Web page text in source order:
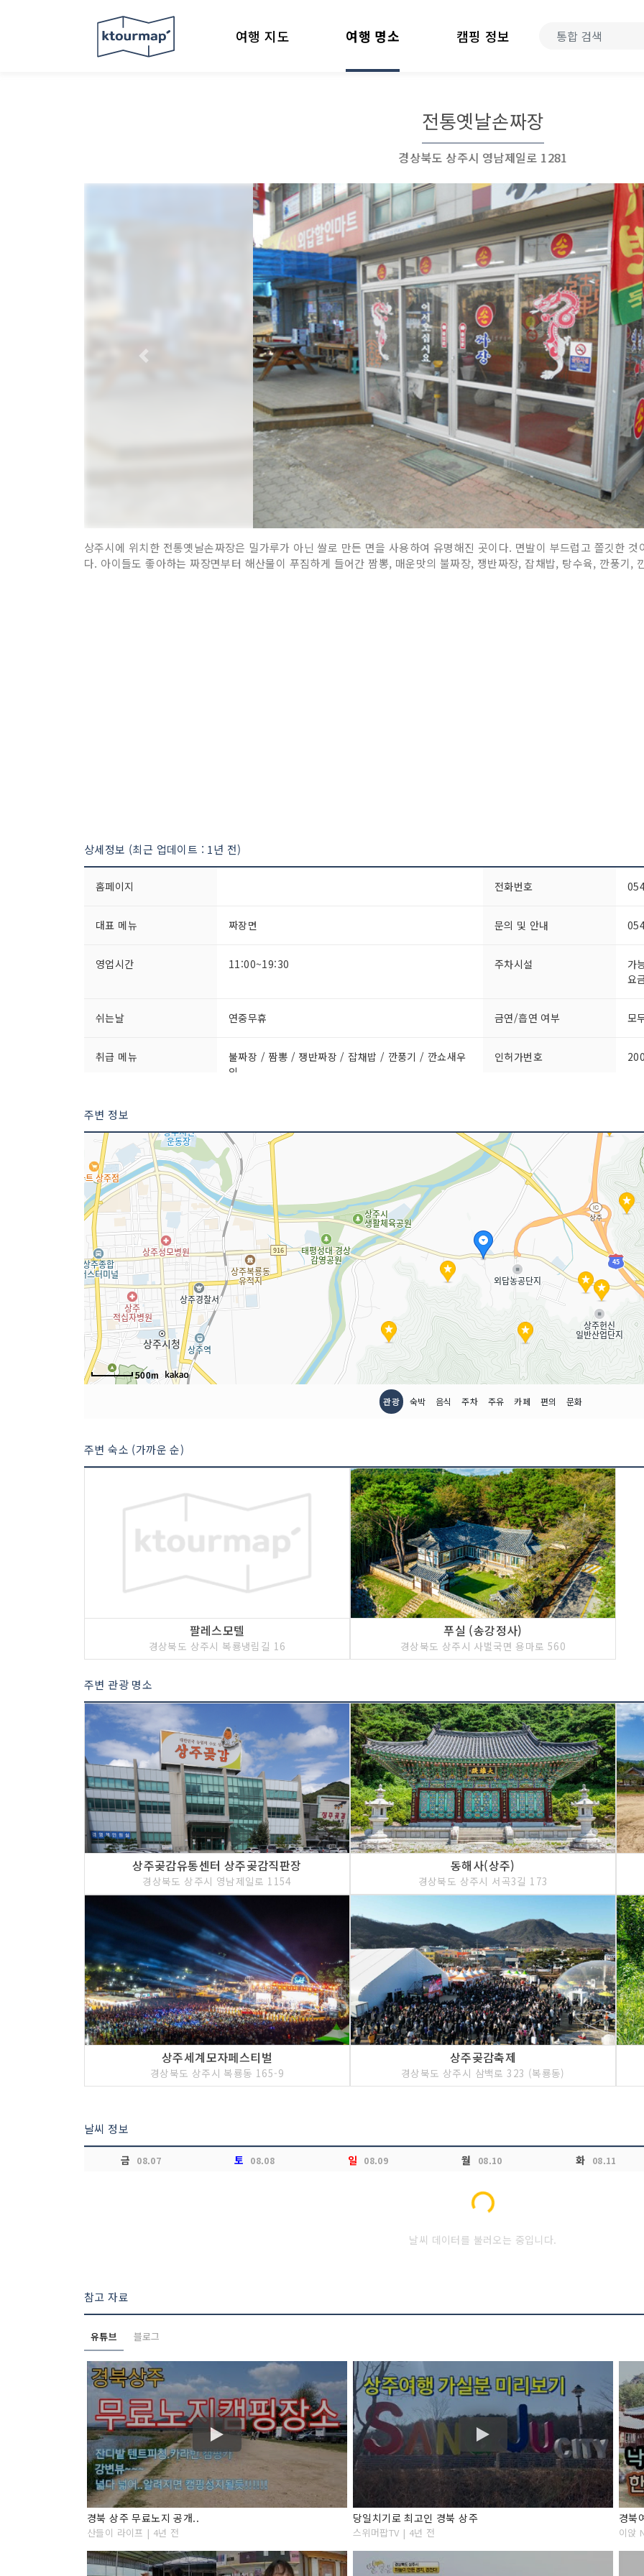
여행 지도 여행 명소 캠핑 정보
전통옛날손짜장
경상북도 상주시 영남제일로 1281
상주시에 위치한 전통옛날손짜장은 밀가루가 아닌 쌀로 만든 면을 사용하여 유명해진 곳이다. 면발이 부드럽고 쫄깃한
다. 아이들도 좋아하는 짜장면부터 해산물이 푸짐하게 들어간 짬뽕, 매운맛의 불짜장, 쟁반짜장, 잡채밥, 탕수육, 깐풍기,
상세정보 (최근 업데이트 : 1년 전)
홈페이지 전화번호
대표 메뉴 짜장면 문의 및 안내
영업시간 11:00~19:30 주차시설
가
요
쉬는날 연중무휴 금연/흡연 여부 모
취급 메뉴
불짜장 / 짬뽕 / 쟁반짜장 / 잡채밥 / 깐풍기 / 깐쇼새우
외
인허가번호
주변 정보
500m
관광 숙박 음식 주차 주유 카페 편의 문화
주변 숙소 (가까운 순)
팔레스모텔
경상북도 상주시 복룡냉림길 16
푸실 (송강정사)
경상북도 상주시 사벌국면 용마로 560
주변 관광 명소
상주곶감유통센터 상주곶감직판장
경상북도 상주시 영남제일로 1154
동해사(상주)
경상북도 상주시 서곡3길 173
상주세계모자페스티벌
경상북도 상주시 복룡동 165-9
상주곶감축제
경상북도 상주시 삼백로 323 (복룡동)
날씨 정보
금 08.07 토 08.08 일 08.09 월 08.10 화 08.11
Loading...
날씨 데이터를 불러오는 중입니다.
참고 자료
유튜브 블로그
경북 상주 무료노지 공개..
산들이 라이프 | 4년 전
당일치기로 최고인 경북 상주
스위머팝TV | 4년 전
경북
이앉